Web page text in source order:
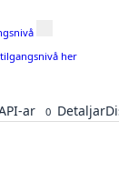
her
ar 0 Detaljar